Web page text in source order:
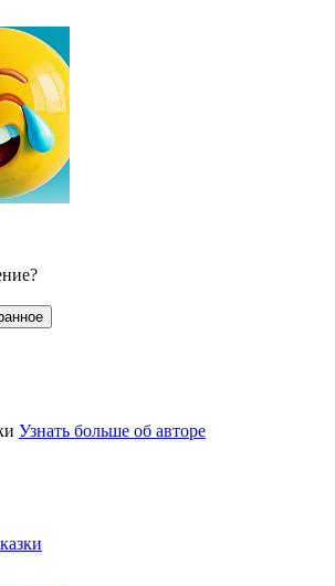
Узнать больше об авторе